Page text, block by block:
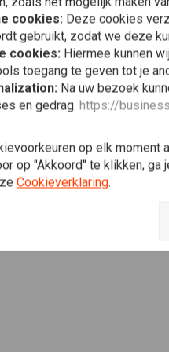
1983/
cookies: Deze cookies
gebruikt, zodat we deze
cookies: Hiermee kunnen
toegang te geven tot je
Na uw bezoek
en gedrag. https://
op elk moment
op "Akkoord" te klikken,
Cookieverklaring.